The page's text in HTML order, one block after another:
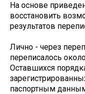
На основе
восстановить
результатов
Лично - через
переписалось
Оставшихся
паспортным